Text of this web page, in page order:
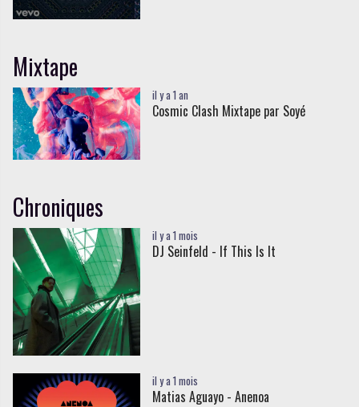
Mixtape
il y a 1 an
Cosmic Clash Mixtape par Soyé
Chroniques
il y a 1 mois
DJ Seinfeld - If This Is It
il y a 1 mois
Matias Aguayo - Anenoa